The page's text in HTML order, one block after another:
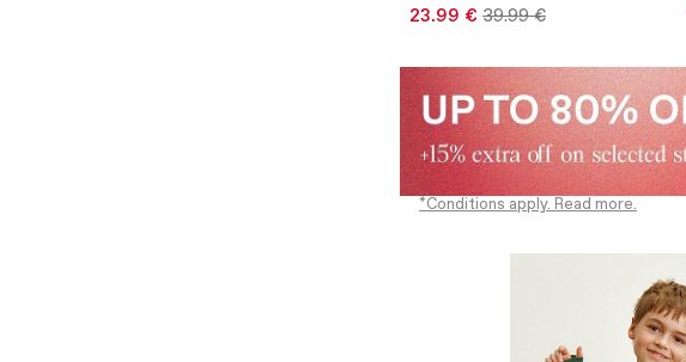
23.99 € 39.99 €
*Conditions apply. Read more.